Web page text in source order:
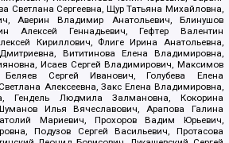
Светлана Сергеевна, Щур Татьяна Михайловна,
Аверин Владимир Анатольевич, Блинушов
Алексей Геннадьевич, Гефтер Валентин
Кириллович, Флиге Ирина Анатольевна,
Вититинова Елена Владимировна,
Исаев Сергей Владимирович, Максимов
Сергей Иванович, Голубева Елена
Алексеевна, Закс Елена Владимировна,
Гендель Людмила Залмановна, Кокорина
Илья Вячеславович, Арапова Галина
Мариевич, Прохоров Вадим Юрьевич,
Подузов Сергей Васильевич, Протасова